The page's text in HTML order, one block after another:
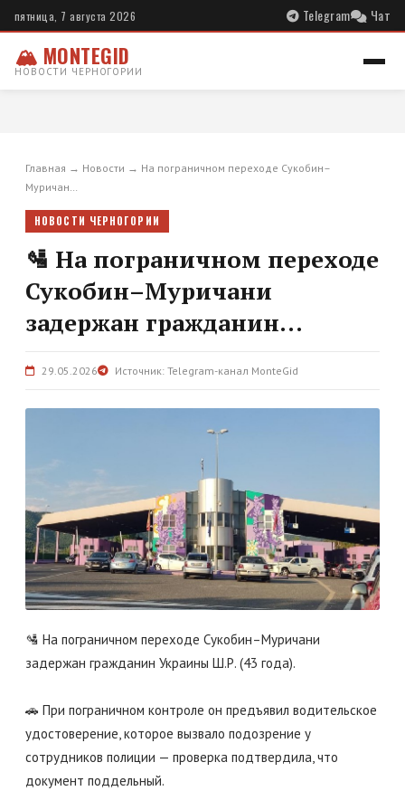
пятница, 7 августа 2026 Telegram Чат
🏔 MONTEGID
НОВОСТИ ЧЕРНОГОРИИ
Главная → Новости → На пограничном переходе Сукобин–
Муричан…
НОВОСТИ ЧЕРНОГОРИИ
🛂 На пограничном переходе
Сукобин–Муричани
задержан гражданин...
29.05.2026 Источник: Telegram-канал MonteGid
🛂 На пограничном переходе Сукобин–Муричани
задержан гражданин Украины Ш.Р. (43 года).
🚗 При пограничном контроле он предъявил водительское
удостоверение, которое вызвало подозрение у
сотрудников полиции — проверка подтвердила, что
документ поддельный.